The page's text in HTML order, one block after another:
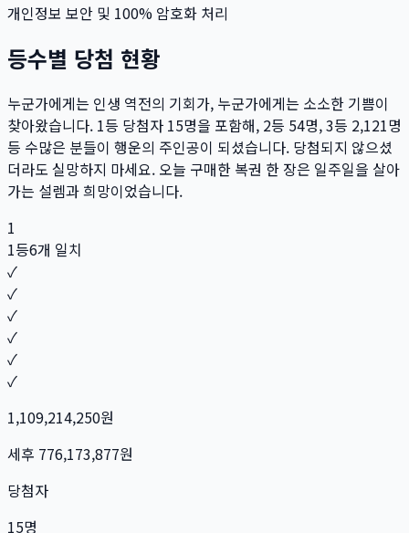
개인정보 보안 및 100% 암호화 처리
등수별 당첨 현황
누군가에게는 인생 역전의 기회가, 누군가에게는 소소한 기쁨이
찾아왔습니다. 1등 당첨자 15명을 포함해, 2등 54명, 3등 2,121명
등 수많은 분들이 행운의 주인공이 되셨습니다. 당첨되지 않으셨
더라도 실망하지 마세요. 오늘 구매한 복권 한 장은 일주일을 살아
가는 설렘과 희망이었습니다.
1
1등6개 일치
✓
✓
✓
✓
✓
✓
1,109,214,250원
세후 776,173,877원
당첨자
15명